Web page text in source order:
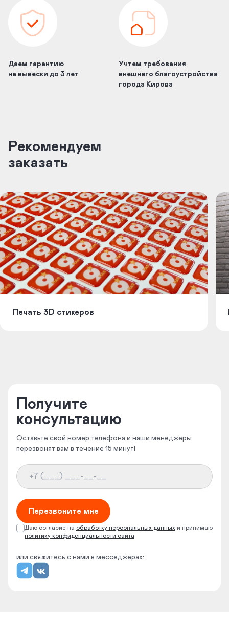
Даем гарантию
на вывески до 3 лет
Учтем требования
внешнего благоустройства
города Кирова
Рекомендуем
заказать
Печать 3D стикеров
Получите
консультацию
Оставьте свой номер телефона и наши менеджеры
перезвонят вам в течение 15 минут!
Перезвоните мне
Даю согласие на обработку персональных данных и принимаю
политику конфиденциальности сайта
или свяжитесь с нами в месседжерах: